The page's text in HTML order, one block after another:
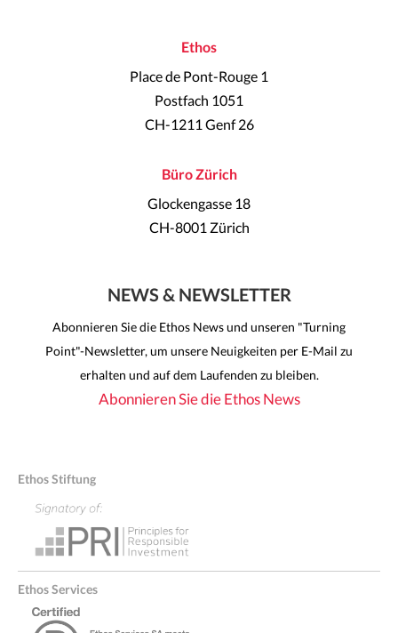
Ethos
Place de Pont-Rouge 1
Postfach 1051
CH-1211 Genf 26
Büro Zürich
Glockengasse 18
CH-8001 Zürich
NEWS & NEWSLETTER
Abonnieren Sie die Ethos News und unseren "Turning
Point"-Newsletter, um unsere Neuigkeiten per E-Mail zu
erhalten und auf dem Laufenden zu bleiben.
Abonnieren Sie die Ethos News
Ethos Stiftung
Ethos Services